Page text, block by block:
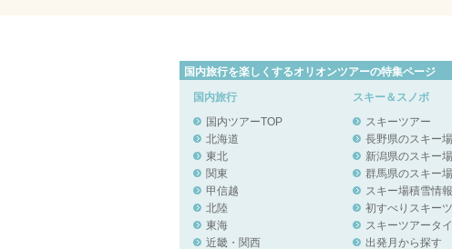
国内旅行を楽しくするオリオンツアーの特集ページ
国内旅行
国内ツアーTOP
北海道
東北
関東
甲信越
北陸
東海
近畿・関西
スキー＆スノボ
スキーツアー
長野県のスキー
新潟県のスキー
群馬県のスキー
スキー場積雪情報
初すべりスキー
スキーツアータ
出発月から探す